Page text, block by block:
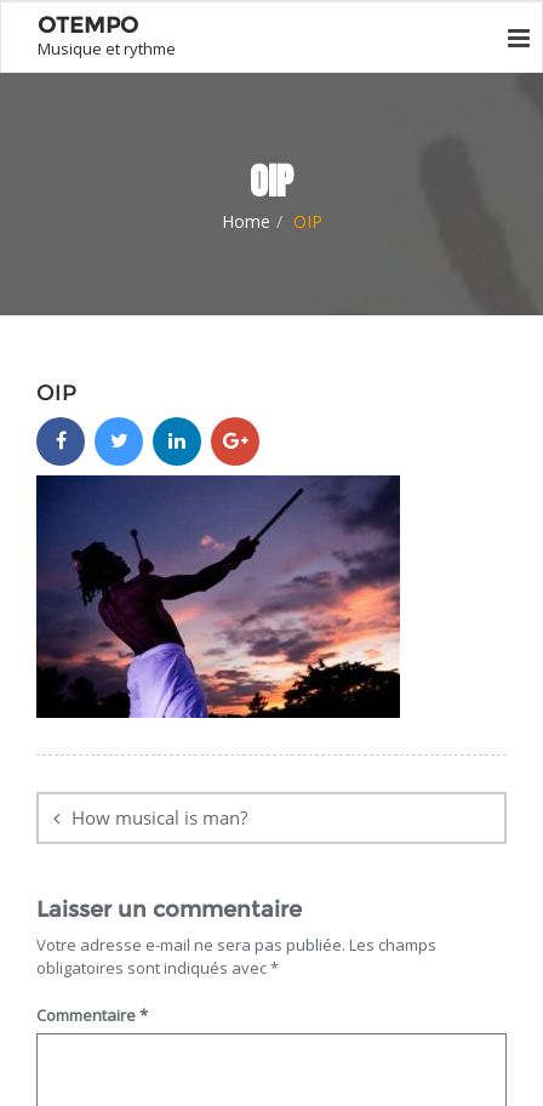
OTEMPO
Musique et rythme
OIP
Home OIP
OIP
de
l’article
How musical is man?
Laisser un commentaire
Votre adresse e-mail ne sera pas publiée. Les champs
obligatoires sont indiqués avec*
Commentaire*